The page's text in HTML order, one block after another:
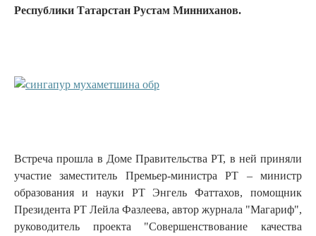
Республики Татарстан Рустам Минниханов.
Встреча прошла в Доме Правительства РТ, в ней приняли
участие заместитель Премьер-министра РТ – министр
образования и науки РТ Энгель Фаттахов, помощник
Президента РТ Лейла Фазлеева, автор журнала "Магариф",
руководитель проекта "Совершенствование качества